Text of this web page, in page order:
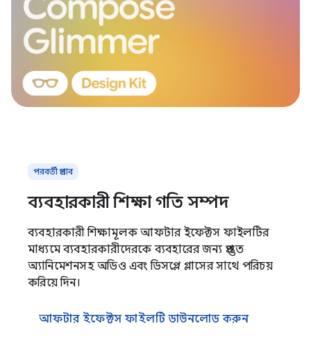
পরবর্তী প্রভাব
ব্যবহারকারী শিক্ষা গতি সম্পদ
ব্যবহারকারী শিক্ষামূলক আফটার ইফেক্টস ফাইলটির
মাধ্যমে ব্যবহারকারীদেরকে ব্যবহারের জন্য প্রস্তুত
অ্যানিমেশনসহ অডিও এবং ডিসপ্লে গ্লাসের সাথে পরিচয়
করিয়ে দিন।
আফটার ইফেক্টস ফাইলটি ডাউনলোড করুন